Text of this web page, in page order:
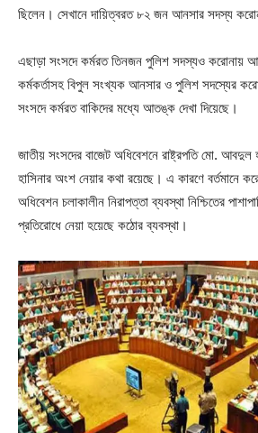
ছিলেন। সেখানে দায়িত্বরত ৮২ জন আনসার সদস্য
এছাড়া সংসদে কর্মরত তিনজন পুলিশ সদস্যও করোনায়
কর্মকর্তাসহ বিপুল সংখ্যক আনসার ও পুলিশ সদস্যের
সংসদে কর্মরত বাকিদের মধ্যে আতঙ্ক দেখা দিয়েছে।
জাতীয় সংসদের বাজেট অধিবেশনে রাষ্ট্রপতি মো. আবদুল
হাসিনার অংশ নেয়ার কথা রয়েছে। এ কারণে বর্তমানে
অধিবেশন চলাকালীন নিরাপত্তা ব্যবস্থা নিশ্চিতের
প্রতিরোধে নেয়া হয়েছে কঠোর ব্যবস্থা।